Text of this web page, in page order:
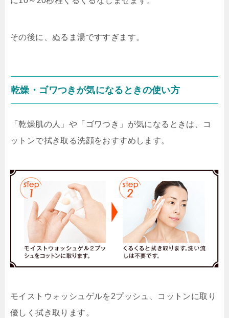
その後に、ぬるま湯ですすぎます。
乾燥・ゴワつきが気になるときの使い方
「乾燥肌の人」や「ゴワつき」が気になるときは、コ
ットンで拭き取る洗顔をおすすめします。
モイストウォッシュゲルを2プッシュ、コットンに取り
優しく拭き取ります。